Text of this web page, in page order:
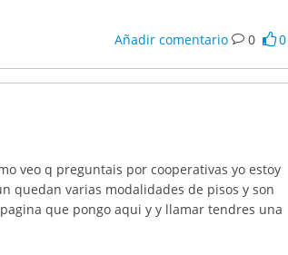
Añadir comentario 0 0
veo q preguntais por cooperativas yo estoy
quedan varias modalidades de pisos y son
que pongo aqui y y llamar tendres una